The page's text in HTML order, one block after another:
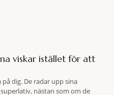
viskar istället för att
dig. De radar upp sina
nästan som om de